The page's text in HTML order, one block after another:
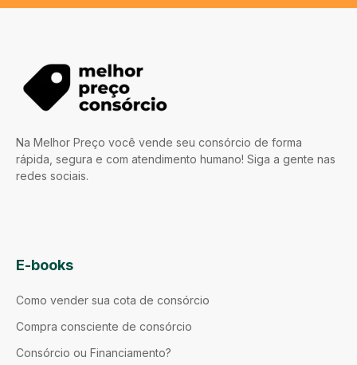
Na Melhor Preço você vende seu consórcio de forma
rápida, segura e com atendimento humano! Siga a gente nas
redes sociais.
E-books
Como vender sua cota de consórcio
Compra consciente de consórcio
Consórcio ou Financiamento?